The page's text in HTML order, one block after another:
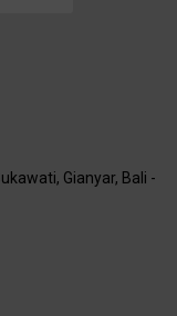
Gianyar, Bali -